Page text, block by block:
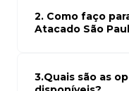
atacado empresas e
para seu modelo de
2. Como faço
Atacado São
carrinho. Em seguida,
compra. Se precisar
3.Quais são as